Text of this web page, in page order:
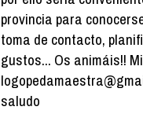
provincia para
toma de contacto,
gustos... Os animáis!!
saludo